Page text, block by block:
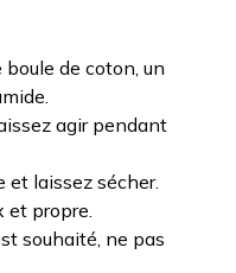
de coton, un
agir pendant
et laissez sécher.
propre.
souhaité, ne pas